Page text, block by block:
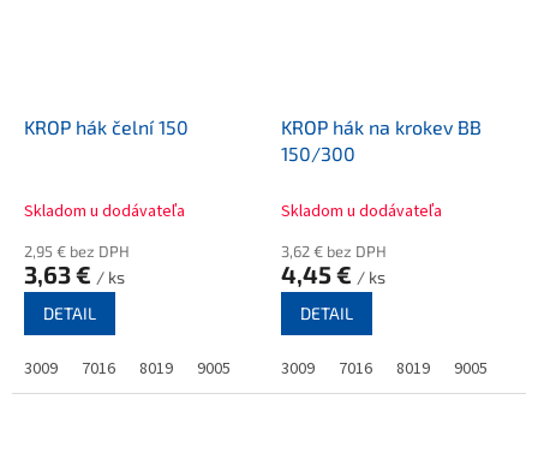
KROP hák čelní 150
Skladom u dodávateľa
2,95 € bez DPH
3,63 € / ks
DETAIL
3009 7016 8019 9005
KROP hák na krokev BB
150/300
Skladom u dodávateľa
3,62 € bez DPH
4,45 € / ks
DETAIL
3009 7016 8019 9005